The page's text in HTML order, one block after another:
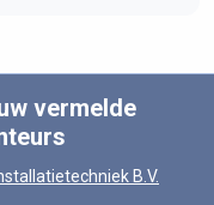
vermelde
B.V.